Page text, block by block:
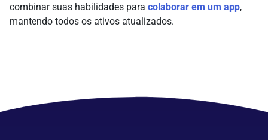
combinar suas habilidades para colaborar em um app,
mantendo todos os ativos atualizados.